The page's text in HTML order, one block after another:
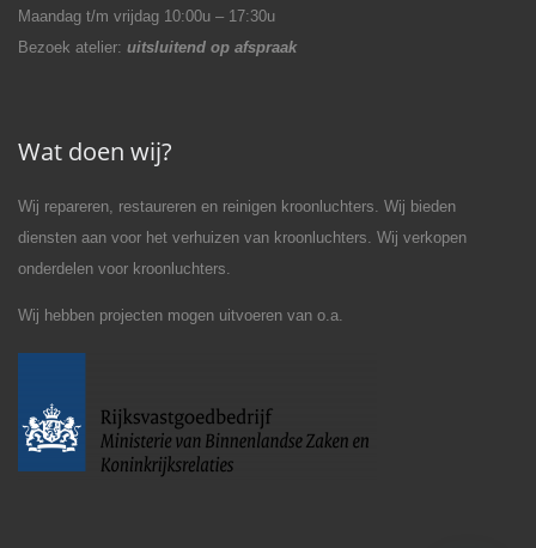
Maandag t/m vrijdag 10:00u – 17:30u
Bezoek atelier:uitsluitend op afspraak
Wat doen wij?
Wij repareren, restaureren en reinigen kroonluchters. Wij bieden
diensten aan voor het verhuizen van kroonluchters. Wij verkopen
onderdelen voor kroonluchters.
Wij hebben projecten mogen uitvoeren van o.a.